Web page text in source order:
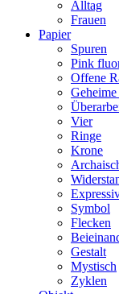
Alltag
Frauen
Papier
Spuren
Pink
Offene
Vier
Ringe
Krone
Symbol
Flecken
Gestalt
Mystisch
Zyklen